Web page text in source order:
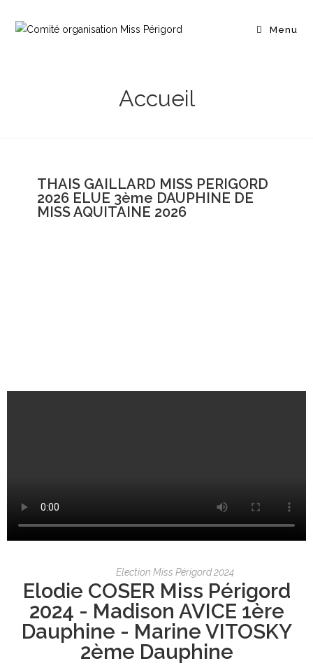
Menu
Accueil
THAIS GAILLARD MISS PERIGORD
2026 ELUE 3ème DAUPHINE DE
MISS AQUITAINE 2026
Election Miss Périgord 2024
Elodie COSER Miss Périgord
2024 - Madison AVICE 1ère
Dauphine - Marine VITOSKY
2ème Dauphine